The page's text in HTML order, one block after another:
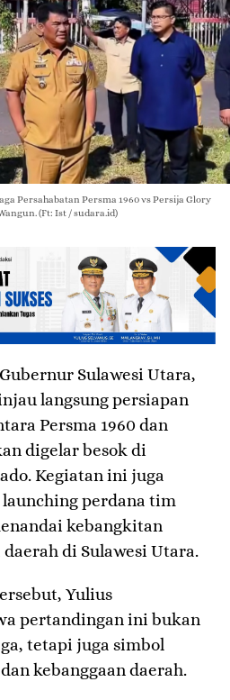
Persahabatan Persma 1960 vs Persija Glory
(Ft: Ist / sudara.id)
Gubernur Sulawesi Utara,
langsung persiapan
Persma 1960 dan
digelar besok di
Kegiatan ini juga
perdana tim
kebangkitan
di Sulawesi Utara.
Yulius
pertandingan ini bukan
tetapi juga simbol
kebanggaan daerah.